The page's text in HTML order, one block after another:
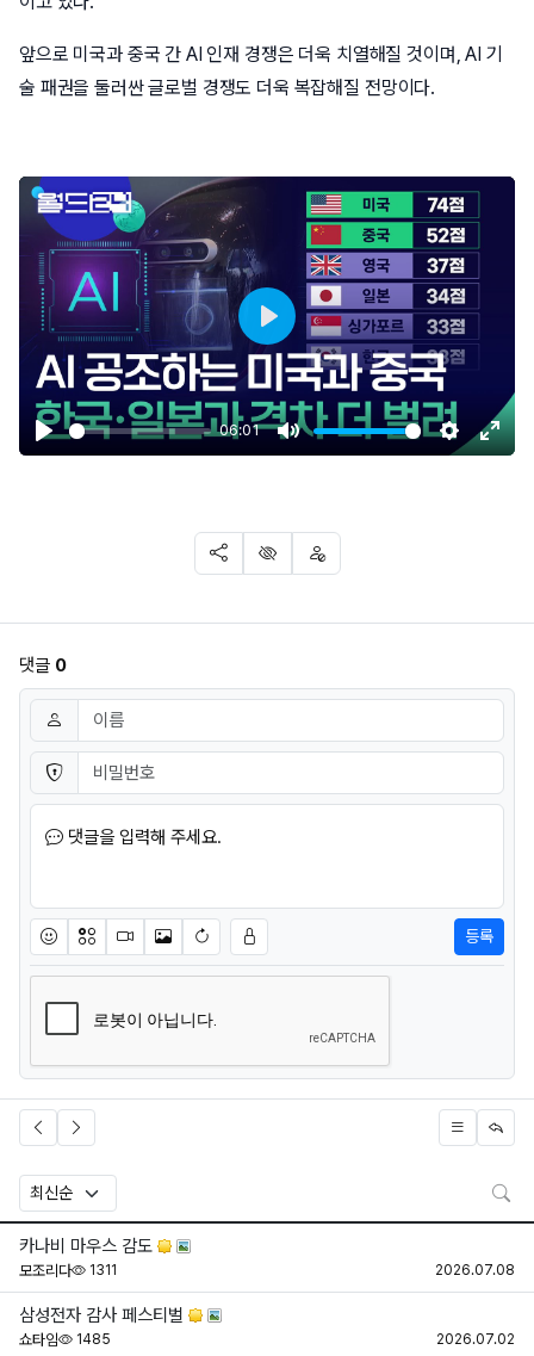
앞으로 미국과 중국 간 AI 인재 경쟁은 더욱 치열해질 것이며, AI 기
술 패권을 둘러싼 글로벌 경쟁도 더욱 복잡해질 전망이다.
Play
06:01
Mute SettingsEnter
Play
SNS 공유
신고 차단
댓글 0
댓글쓰기
이름 필수
비밀번호 필수
댓글을 입력해 주세요.
이모티콘아이콘동영상이미지새댓글 작성
등록
카나비 마우스 감도
모조리다 2026.07.08
1311
삼성전자 감사 페스티벌
쇼타임 2026.07.02
1485